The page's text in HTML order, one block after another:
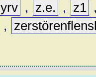
yrv , z.e. , z1
,